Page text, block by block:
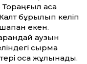
қасқа
бұрылып келіп
екен.
аузын
сырма
қоса жұлынады.